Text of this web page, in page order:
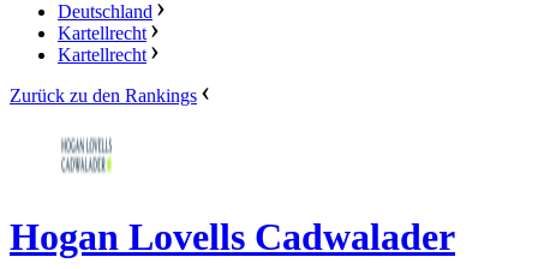
Deutschland
Kartellrecht
Kartellrecht
Zurück zu den Rankings
Hogan Lovells Cadwalader